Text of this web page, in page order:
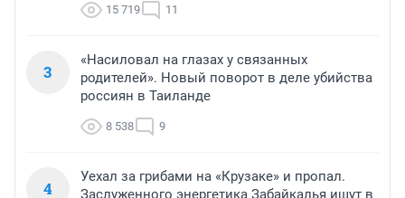
15 719 11
3
«Насиловал на глазах у связанных
родителей». Новый поворот в деле убийства
россиян в Таиланде
8 538 9
4
Уехал за грибами на «Крузаке» и пропал.
Заслуженного энергетика Забайкалья ищут в